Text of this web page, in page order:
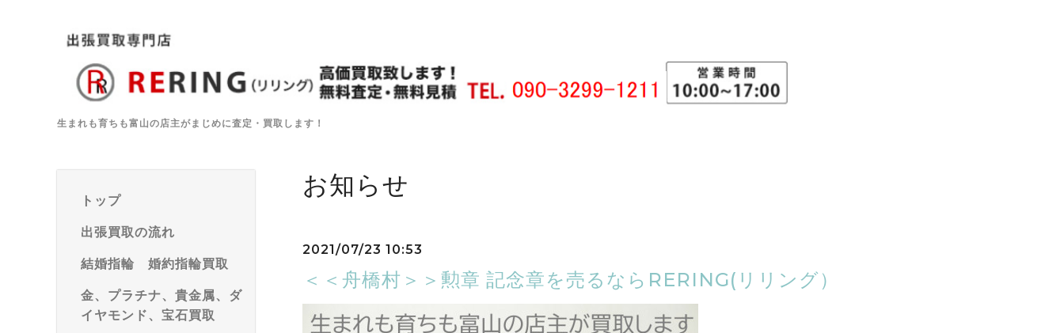
生まれも育ちも富山の店主がまじめに査定・買取します！
トップ
出張買取の流れ
結婚指輪 婚約指輪買取
金、プラチナ、貴金属、ダ
イヤモンド、宝石買取
お知らせ
2021/07/23 10:53
＜＜舟橋村＞＞勲章 記念章を売るならRERING(リリング）